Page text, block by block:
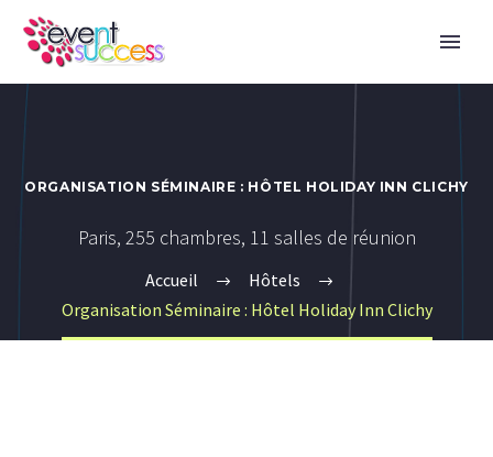
ORGANISATION SÉMINAIRE : HÔTEL HOLIDAY INN CLICHY
Paris, 255 chambres, 11 salles de réunion
Accueil
Hôtels
Organisation Séminaire : Hôtel Holiday Inn Clichy